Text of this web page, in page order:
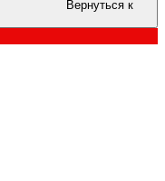
Вернуться к